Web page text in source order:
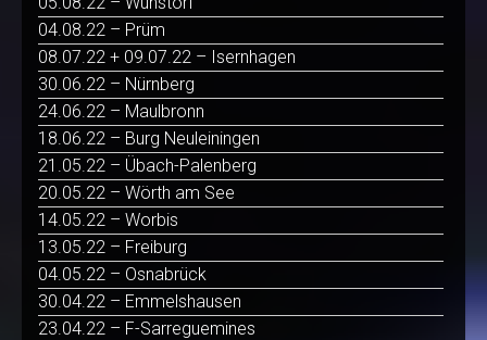
04.08.22 – Prüm
08.07.22 + 09.07.22 – Isernhagen
30.06.22 – Nürnberg
24.06.22 – Maulbronn
18.06.22 – Burg Neuleiningen
21.05.22 – Übach-Palenberg
20.05.22 – Wörth am See
14.05.22 – Worbis
13.05.22 – Freiburg
04.05.22 – Osnabrück
30.04.22 – Emmelshausen
23.04.22 – F-Sarreguemines